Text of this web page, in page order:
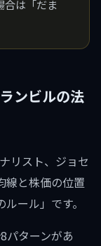
合は「だま
ンビルの法
リスト、ジョセ
線と株価の位置
ール」です。
パターンがあ